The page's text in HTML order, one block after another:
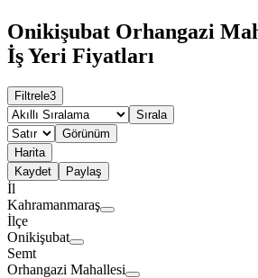
Onikişubat Orhangazi
İş Yeri Fiyatları
Filtrele3
Sırala
Görünüm
Harita
Kaydet
Paylaş
İl
Kahramanmaraş
İlçe
Onikişubat
Semt
Orhangazi Mahallesi